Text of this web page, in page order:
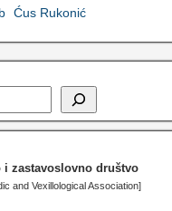
Ćus Rukonić
i zastavoslovno društvo
and Vexillological Association]